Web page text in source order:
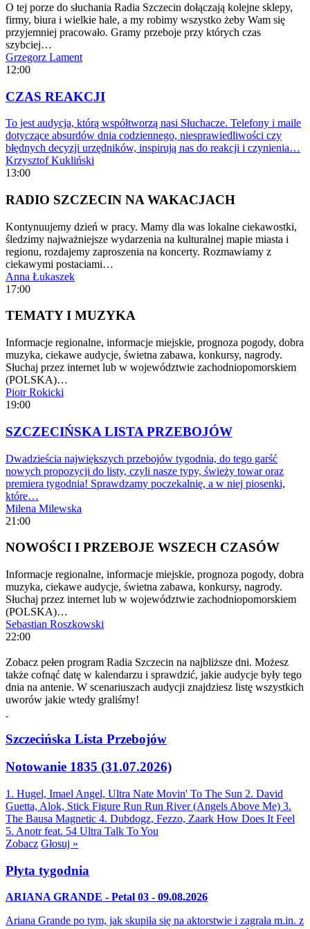
O tej porze do słuchania Radia Szczecin dołączają kolejne sklepy,
firmy, biura i wielkie hale, a my robimy wszystko żeby Wam się
przyjemniej pracowało. Gramy przeboje przy których czas
szybciej…
Grzegorz Lament
12:00
CZAS REAKCJI
To jest audycja, którą współtworzą nasi Słuchacze. Telefony i maile
dotyczące absurdów dnia codziennego, niesprawiedliwości czy
błędnych decyzji urzędników, inspirują nas do reakcji i czynienia…
Krzysztof Kukliński
13:00
RADIO SZCZECIN NA WAKACJACH
Kontynuujemy dzień w pracy. Mamy dla was lokalne ciekawostki,
śledzimy najważniejsze wydarzenia na kulturalnej mapie miasta i
regionu, rozdajemy zaproszenia na koncerty. Rozmawiamy z
ciekawymi postaciami…
Anna Łukaszek
17:00
TEMATY I MUZYKA
Informacje regionalne, informacje miejskie, prognoza pogody, dobra
muzyka, ciekawe audycje, świetna zabawa, konkursy, nagrody.
Słuchaj przez internet lub w województwie zachodniopomorskiem
(POLSKA)…
Piotr Rokicki
19:00
SZCZECIŃSKA LISTA PRZEBOJÓW
Dwadzieścia największych przebojów tygodnia, do tego garść
nowych propozycji do listy, czyli nasze typy, świeży towar oraz
premiera tygodnia! Sprawdzamy poczekalnię, a w niej piosenki,
które…
Milena Milewska
21:00
NOWOŚCI I PRZEBOJE WSZECH CZASÓW
Informacje regionalne, informacje miejskie, prognoza pogody, dobra
muzyka, ciekawe audycje, świetna zabawa, konkursy, nagrody.
Słuchaj przez internet lub w województwie zachodniopomorskiem
(POLSKA)…
Sebastian Roszkowski
22:00
Zobacz pełen program Radia Szczecin na najbliższe dni. Możesz
także cofnąć datę w kalendarzu i sprawdzić, jakie audycje były tego
dnia na antenie. W scenariuszach audycji znajdziesz listę wszystkich
uworów jakie wtedy graliśmy!
Szczecińska Lista Przebojów
Notowanie 1835 (31.07.2026)
1. Hugel, Imael Angel, Ultra Nate Movin' To The Sun 2. David
Guetta, Alok, Stick Figure Run Run River (Angels Above Me) 3.
The Bausa Magnetic 4. Dubdogz, Fezzo, Zaark How Does It Feel
5. Anotr feat. 54 Ultra Talk To You
Zobacz Głosuj »
Płyta tygodnia
ARIANA GRANDE - Petal 03 - 09.08.2026
Ariana Grande po tym, jak skupiła się na aktorstwie i zagrała m.in. z